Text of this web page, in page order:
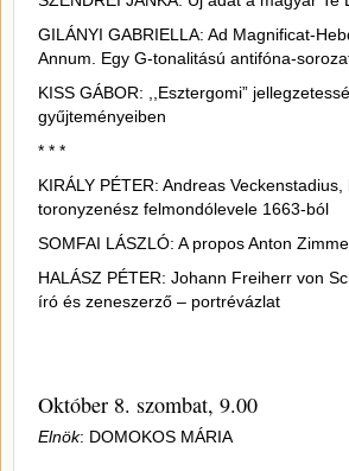
GILÁNYI GABRIELLA: Ad Magnificat-
Annum. Egy G-tonalitású antifóna-
KISS GÁBOR: ,,Esztergomi”
gyűjteményeiben
* * *
KIRÁLY PÉTER: Andreas
toronyzenész felmondólevele 1663-ból
SOMFAI LÁSZLÓ: A propos Anton
HALÁSZ PÉTER: Johann Freiherr von
író és zeneszerző – portrévázlat
Október 8. szombat, 9.00
Elnök: DOMOKOS MÁRIA